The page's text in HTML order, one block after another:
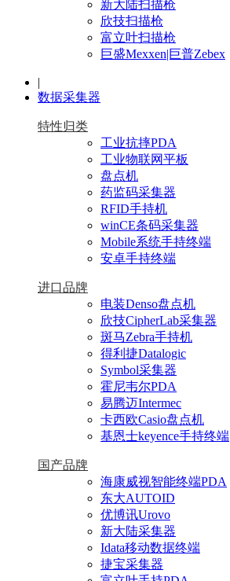
新大陆扫描枪
欣技扫描枪
富立叶扫描枪
巨盛Mexxen|巨普Zebex
|
数据采集器
特性归类
工业抗摔PDA
工业物联网平板
盘点机
药监码采集器
RFID手持机
winCE条码采集器
Mobile系统手持终端
安卓手持终端
进口品牌
电装Denso盘点机
欣技CipherLab采集器
斑马Zebra手持机
得利捷Datalogic
Symbol采集器
霍尼韦尔PDA
易腾迈Intermec
卡西欧Casio盘点机
基恩士keyence手持终端
国产品牌
海康威视智能终端PDA
东大AUTOID
优博讯Urovo
新大陆采集器
Idata移动数据终端
捷宝采集器